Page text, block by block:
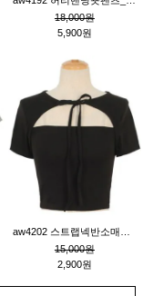
18,000원
5,900원
15,000원
2,900원